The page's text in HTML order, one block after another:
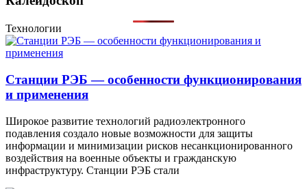
Технологии
Станции РЭБ — особенности функционирования
и применения
Широкое развитие технологий радиоэлектронного
подавления создало новые возможности для защиты
информации и минимизации рисков несанкционированного
воздействия на военные объекты и гражданскую
инфраструктуру. Станции РЭБ стали